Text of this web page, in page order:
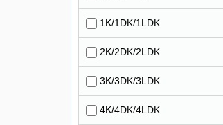
1K/1DK/1LDK
2K/2DK/2LDK
3K/3DK/3LDK
4K/4DK/4LDK